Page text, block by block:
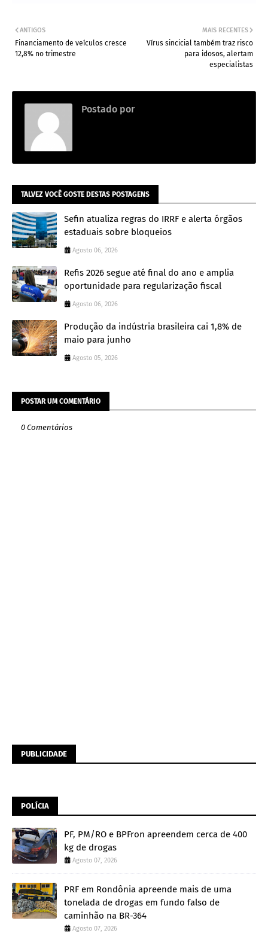
MAIS RECENTES
Vírus sincicial também traz risco
para idosos, alertam
especialistas
ANTIGOS
Financiamento de veículos cresce
12,8% no trimestre
Postado por
TALVEZ VOCÊ GOSTE DESTAS POSTAGENS
Sefin atualiza regras do IRRF e alerta órgãos
estaduais sobre bloqueios
Agosto 06, 2026
Refis 2026 segue até final do ano e amplia
oportunidade para regularização fiscal
Agosto 06, 2026
Produção da indústria brasileira cai 1,8% de
maio para junho
Agosto 05, 2026
POSTAR UM COMENTÁRIO
0 Comentários
PUBLICIDADE
POLÍCIA
PF, PM/RO e BPFron apreendem cerca de 400
kg de drogas
Agosto 07, 2026
PRF em Rondônia apreende mais de uma
tonelada de drogas em fundo falso de
caminhão na BR-364
Agosto 07, 2026